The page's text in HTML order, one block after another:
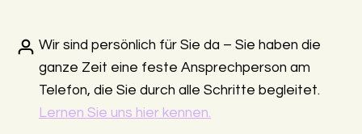
Wir sind persönlich für Sie da – Sie haben die
ganze Zeit eine feste Ansprechperson am
Telefon, die Sie durch alle Schritte begleitet.
Lernen Sie uns hier kennen.